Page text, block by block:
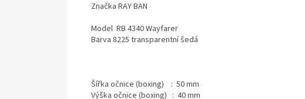
Značka RAY BAN
Model RB 4340 Wayfarer
Barva 8225 transparentní šedá
Šířka očnice (boxing) : 50 mm
Výška očnice (boxing) : 40 mm